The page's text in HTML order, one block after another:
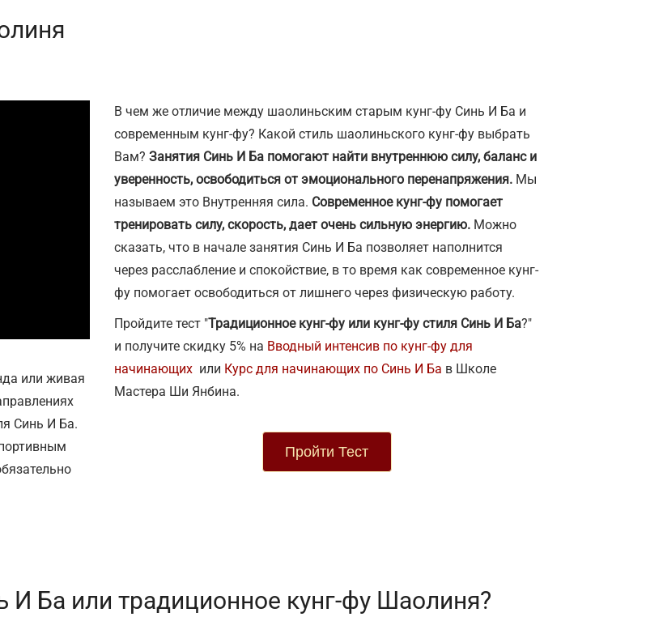
или живая
Синь И Ба.
В чем же отличие между шаолиньским старым кунг-фу Синь И Ба и
современным кунг-фу? Какой стиль шаолиньского кунг-фу выбрать
Вам? Занятия Синь И Ба помогают найти внутреннюю силу, баланс и
уверенность, освободиться от эмоционального перенапряжения. Мы
называем это Внутренняя сила. Современное кунг-фу помогает
тренировать силу, скорость, дает очень сильную энергию. Можно
сказать, что в начале занятия Синь И Ба позволяет наполнится
через расслабление и спокойствие, в то время как современное кунг-
фу помогает освободиться от лишнего через физическую работу.
Пройдите тест "Традиционное кунг-фу или кунг-фу стиля Синь И Ба?"
и получите скидку 5% на Вводный интенсив по кунг-фу для
начинающих или Курс для начинающих по Синь И Ба в Школе
Мастера Ши Янбина.
Пройти Тест
И Ба или традиционное кунг-фу Шаолиня?